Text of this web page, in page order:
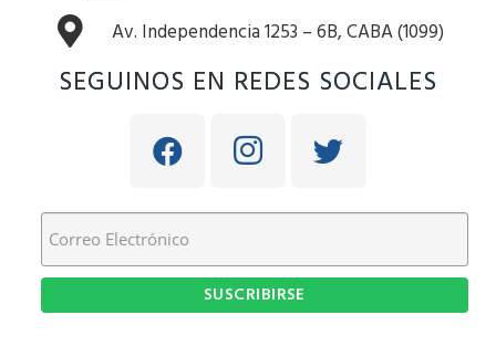
Av. Independencia 1253 – 6B, CABA (1099)
SEGUINOS EN REDES SOCIALES